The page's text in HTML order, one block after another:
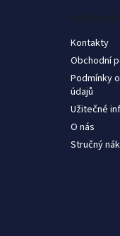
Kontakty
Obchodní
Podmínky
údajů
Užitečné
O nás
Stručný